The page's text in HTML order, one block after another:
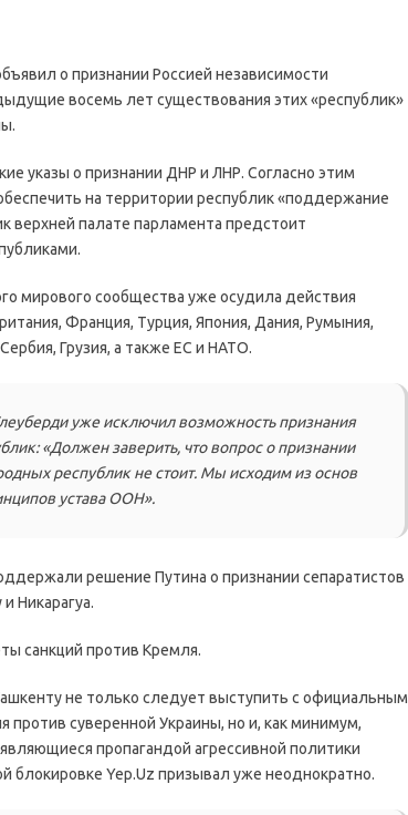
о признании Россией независимости
восемь лет существования этих «республик»
указы о признании ДНР и ЛНР. Согласно этим
на территории республик «поддержание
верхней палате парламента предстоит
мирового сообщества уже осудила действия
Франция, Турция, Япония, Дания, Румыния,
Грузия, а также ЕС и НАТО.
уже исключил возможность признания
«Должен заверить, что вопрос о признании
республик не стоит. Мы исходим из основ
устава ООН».
решение Путина о признании сепаратистов
Никарагуа.
санкций против Кремля.
не только следует выступить с официальным
суверенной Украины, но и, как минимум,
пропагандой агрессивной политики
блокировке Yep.Uz призывал уже неоднократно.